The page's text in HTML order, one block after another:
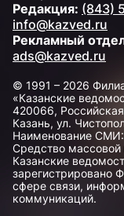
Редакция: (843)
info@kazved.ru
Рекламный
ads@kazved.ru
© 1991 – 2026
«Казанские
420066,
Казань, ул.
Наименование
Средство
Казанские
зарегистрировано
сфере связи,
коммуникаций.